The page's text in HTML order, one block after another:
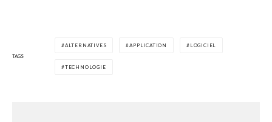
TAGS
ALTERNATIVES APPLICATION LOGICIEL
TECHNOLOGIE